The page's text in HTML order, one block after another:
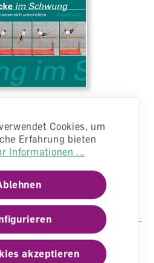
Begleitband
Cookies, um
Erfahrung bieten
Informationen ...
akzeptieren